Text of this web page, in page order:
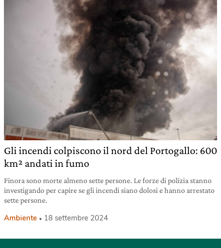
Gli incendi colpiscono il nord del Portogallo: 600
km² andati in fumo
Finora sono morte almeno sette persone. Le forze di polizia stanno
investigando per capire se gli incendi siano dolosi e hanno arrestato
sette persone.
Ambiente 18 settembre 2024